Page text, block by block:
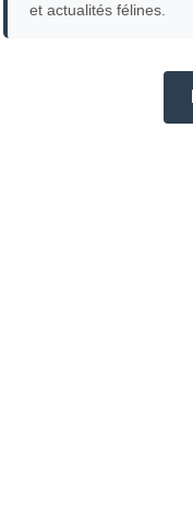
et actualités félines.